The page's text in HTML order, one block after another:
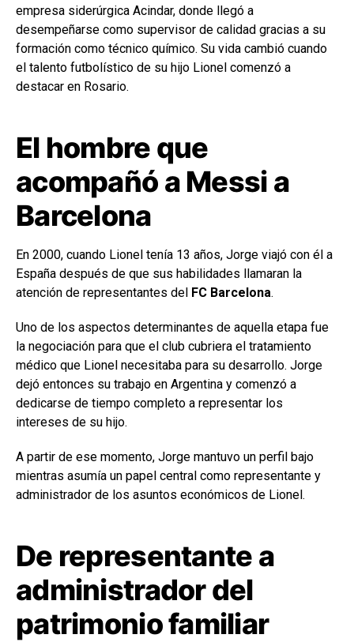
empresa siderúrgica Acindar, donde llegó a
desempeñarse como supervisor de calidad gracias a su
formación como técnico químico. Su vida cambió cuando
el talento futbolístico de su hijo Lionel comenzó a
destacar en Rosario.
El hombre que
acompañó a Messi a
Barcelona
En 2000, cuando Lionel tenía 13 años, Jorge viajó con él a
España después de que sus habilidades llamaran la
atención de representantes del FC Barcelona.
Uno de los aspectos determinantes de aquella etapa fue
la negociación para que el club cubriera el tratamiento
médico que Lionel necesitaba para su desarrollo. Jorge
dejó entonces su trabajo en Argentina y comenzó a
dedicarse de tiempo completo a representar los
intereses de su hijo.
A partir de ese momento, Jorge mantuvo un perfil bajo
mientras asumía un papel central como representante y
administrador de los asuntos económicos de Lionel.
De representante a
administrador del
patrimonio familiar